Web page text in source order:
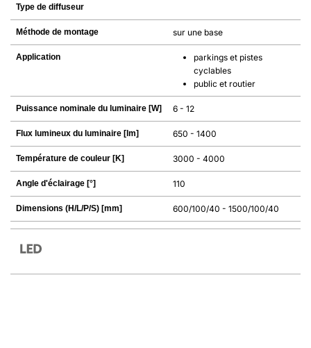
Type de diffuseur
Méthode de montage sur une base
Application
parkings et pistes
cyclables
public et routier
Puissance nominale du luminaire [W] 6 - 12
Flux lumineux du luminaire [lm] 650 - 1400
Température de couleur [K] 3000 - 4000
Angle d'éclairage [°] 110
Dimensions (H/L/P/S) [mm] 600/100/40 - 1500/100/40